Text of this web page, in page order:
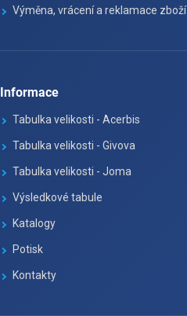
Výměna, vrácení a reklamace zboží
Informace
Tabulka velikosti - Acerbis
Tabulka velikosti - Givova
Tabulka velikosti - Joma
Výsledkové tabule
Katalogy
Potisk
Kontakty